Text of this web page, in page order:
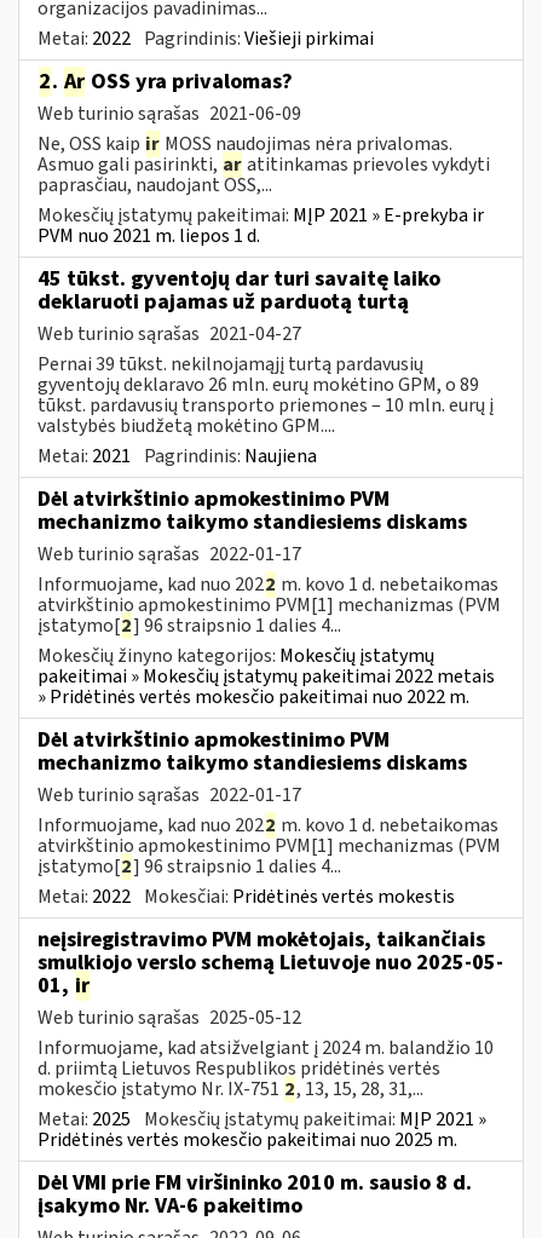
organizacijos pavadinimas...
Metai: 2022 Pagrindinis:Viešieji pirkimai
2. Ar OSS yra privalomas?
Web turinio sąrašas 2021-06-09
Ne, OSS kaip ir MOSS naudojimas nėra privalomas.
Asmuo gali pasirinkti, aratitinkamas prievoles vykdyti
paprasčiau, naudojant OSS,...
Mokesčių įstatymų pakeitimai: MĮP 2021 » E-prekyba ir
PVM nuo 2021 m. liepos 1 d.
45 tūkst. gyventojų dar turi savaitę laiko
deklaruoti pajamas už parduotą turtą
Web turinio sąrašas 2021-04-27
Pernai 39 tūkst. nekilnojamąjį turtą pardavusių
gyventojų deklaravo 26 mln. eurų mokėtino GPM, o 89
tūkst. pardavusių transporto priemones – 10 mln. eurų į
valstybės biudžetą mokėtino GPM....
Metai: 2021 Pagrindinis: Naujiena
Dėl atvirkštinio apmokestinimo PVM
mechanizmo taikymo standiesiems diskams
Web turinio sąrašas 2022-01-17
Informuojame, kad nuo 2022 m. kovo 1 d. nebetaikomas
atvirkštinio apmokestinimo PVM[1] mechanizmas (PVM
įstatymo[2] 96 straipsnio 1 dalies 4...
Mokesčių žinyno kategorijos: Mokesčių įstatymų
pakeitimai » Mokesčių įstatymų pakeitimai 2022 metais
» Pridėtinės vertės mokesčio pakeitimai nuo 2022 m.
Dėl atvirkštinio apmokestinimo PVM
mechanizmo taikymo standiesiems diskams
Web turinio sąrašas 2022-01-17
Informuojame, kad nuo 2022 m. kovo 1 d. nebetaikomas
atvirkštinio apmokestinimo PVM[1] mechanizmas (PVM
įstatymo[2] 96 straipsnio 1 dalies 4...
Metai: 2022 Mokesčiai: Pridėtinės vertės mokestis
neįsiregistravimo PVM mokėtojais, taikančiais
smulkiojo verslo schemą Lietuvoje nuo 2025-05-
01, ir
Web turinio sąrašas 2025-05-12
Informuojame, kad atsižvelgiant į 2024 m. balandžio 10
d. priimtą Lietuvos Respublikos pridėtinės vertės
mokesčio įstatymo Nr. IX-751 2, 13, 15, 28, 31,...
Metai: 2025 Mokesčių įstatymų pakeitimai: MĮP 2021 »
Pridėtinės vertės mokesčio pakeitimai nuo 2025 m.
Dėl VMI prie FM viršininko 2010 m. sausio 8 d.
įsakymo Nr. VA-6 pakeitimo